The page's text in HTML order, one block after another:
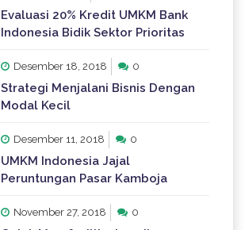
Evaluasi 20% Kredit UMKM Bank
Indonesia Bidik Sektor Prioritas
Desember 18, 2018 0
Strategi Menjalani Bisnis Dengan
Modal Kecil
Desember 11, 2018 0
UMKM Indonesia Jajal
Peruntungan Pasar Kamboja
November 27, 2018 0